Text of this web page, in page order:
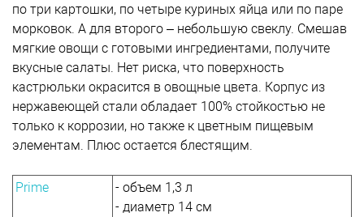
по три картошки, по четыре куриных яйца или по паре
морковок. А для второго – небольшую свеклу. Смешав
мягкие овощи с готовыми ингредиентами, получите
вкусные салаты. Нет риска, что поверхность
кастрюльки окрасится в овощные цвета. Корпус из
нержавеющей стали обладает 100% стойкостью не
только к коррозии, но также к цветным пищевым
элементам. Плюс остается блестящим.
Prime
- объем 1,3 л
- диаметр 14 см